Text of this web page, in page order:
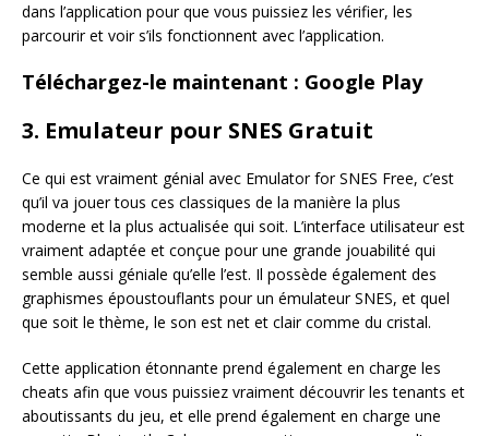
dans l’application pour que vous puissiez les vérifier, les
parcourir et voir s’ils fonctionnent avec l’application.
Téléchargez-le maintenant : Google Play
3. Emulateur pour SNES Gratuit
Ce qui est vraiment génial avec Emulator for SNES Free, c’est
qu’il va jouer tous ces classiques de la manière la plus
moderne et la plus actualisée qui soit. L’interface utilisateur est
vraiment adaptée et conçue pour une grande jouabilité qui
semble aussi géniale qu’elle l’est. Il possède également des
graphismes époustouflants pour un émulateur SNES, et quel
que soit le thème, le son est net et clair comme du cristal.
Cette application étonnante prend également en charge les
cheats afin que vous puissiez vraiment découvrir les tenants et
aboutissants du jeu, et elle prend également en charge une